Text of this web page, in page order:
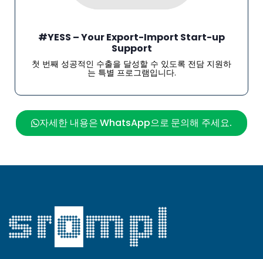
#YESS – Your Export-Import Start-up
Support
첫 번째 성공적인 수출을 달성할 수 있도록 전담 지원하
는 특별 프로그램입니다.
자세한 내용은 WhatsApp으로 문의해 주세요.